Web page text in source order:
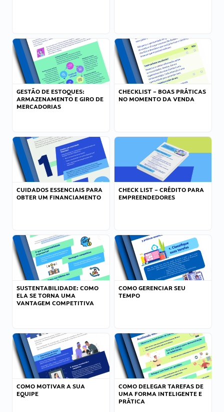
GESTÃO DE ESTOQUES:
ARMAZENAMENTO E GIRO DE
MERCADORIAS
CHECKLIST – BOAS PRÁTICAS
NO MOMENTO DA VENDA
CUIDADOS ESSENCIAIS PARA
OBTER UM FINANCIAMENTO
CHECK LIST – CRÉDITO PARA
EMPREENDEDORES
SUSTENTABILIDADE: COMO
ELA SE TORNA UMA
VANTAGEM COMPETITIVA
COMO GERENCIAR SEU
TEMPO
COMO MOTIVAR A SUA
EQUIPE
COMO DELEGAR TAREFAS DE
UMA FORMA INTELIGENTE E
PRÁTICA